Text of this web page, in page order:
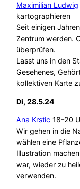
Maximilian Ludwig
kartographieren
Seit einigen
Zentrum werden.
überprüfen.
Lasst uns in den
Gesehenes,
kollektiven Karte
Di, 28.5.24
Ana Krstic 18–20
Wir gehen in die
wählen eine
Illustration
war, wieder zu
verwenden.